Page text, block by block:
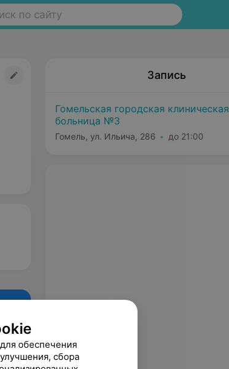
по сайту
Запись
Гомельская городская клиническая
больница №3
Гомель, ул. Ильича, 286 до 21:00
обеспечения
сбора